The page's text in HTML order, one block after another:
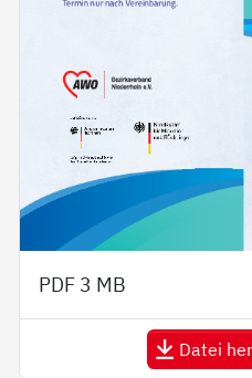
PDF 3 MB
Datei